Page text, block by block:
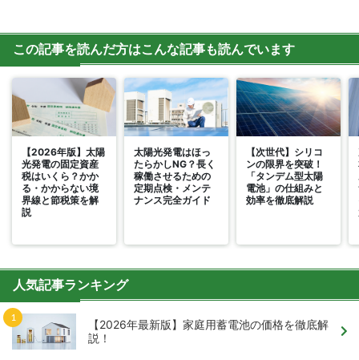
この記事を読んだ方はこんな記事も読んでいます
【2026年版】太陽
光発電の固定資産
税はいくら？かか
る・かからない境
界線と節税策を解
説
太陽光発電はほっ
たらかしNG？長く
稼働させるための
定期点検・メンテ
ナンス完全ガイド
【次世代】シリコ
ンの限界を突破！
「タンデム型太陽
電池」の仕組みと
効率を徹底解説
人気記事ランキング
【2026年最新版】家庭用蓄電池の価格を徹底解
説！